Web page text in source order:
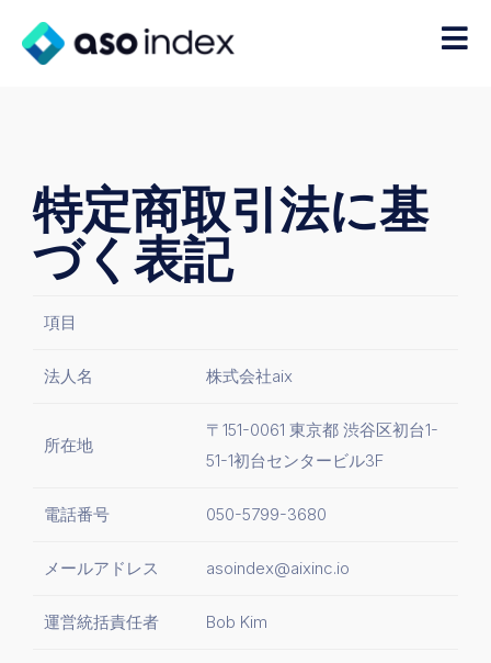
特定商取引法に基
づく表記
項目
法人名 株式会社aix
所在地
〒151-0061 東京都 渋谷区初台1-
51-1初台センタービル3F
電話番号 050-5799-3680
メールアドレス asoindex@aixinc.io
運営統括責任者 Bob Kim